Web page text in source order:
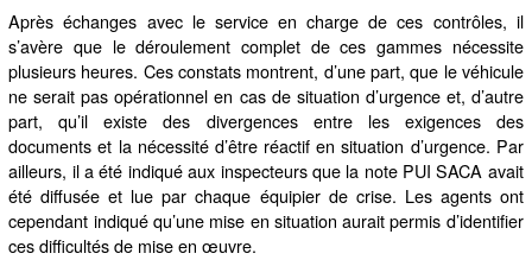
Après échanges avec le service en charge de ces contrôles, il
s’avère que le déroulement complet de ces gammes nécessite
plusieurs heures. Ces constats montrent, d’une part, que le véhicule
ne serait pas opérationnel en cas de situation d’urgence et, d’autre
part, qu’il existe des divergences entre les exigences des
documents et la nécessité d’être réactif en situation d’urgence. Par
ailleurs, il a été indiqué aux inspecteurs que la note PUI SACA avait
été diffusée et lue par chaque équipier de crise. Les agents ont
cependant indiqué qu’une mise en situation aurait permis d’identifier
ces difficultés de mise en œuvre.